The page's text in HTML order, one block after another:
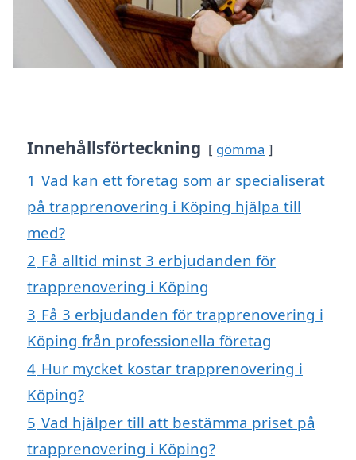
Innehållsförteckning gömma
1 Vad kan ett företag som är specialiserat
på trapprenovering i Köping hjälpa till
med?
2 Få alltid minst 3 erbjudanden för
trapprenovering i Köping
3 Få 3 erbjudanden för trapprenovering i
Köping från professionella företag
4 Hur mycket kostar trapprenovering i
Köping?
5 Vad hjälper till att bestämma priset på
trapprenovering i Köping?